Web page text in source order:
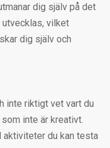
dig själv på det
vilket
dig själv och
inte riktigt vet vart du
inte är kreativt.
aktiviteter du kan testa